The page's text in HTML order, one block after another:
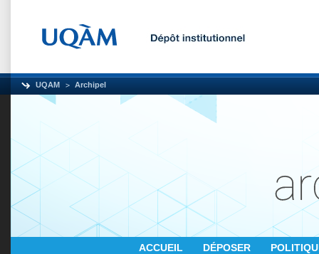
UQAM Archipel
ACCUEIL DÉPOSER